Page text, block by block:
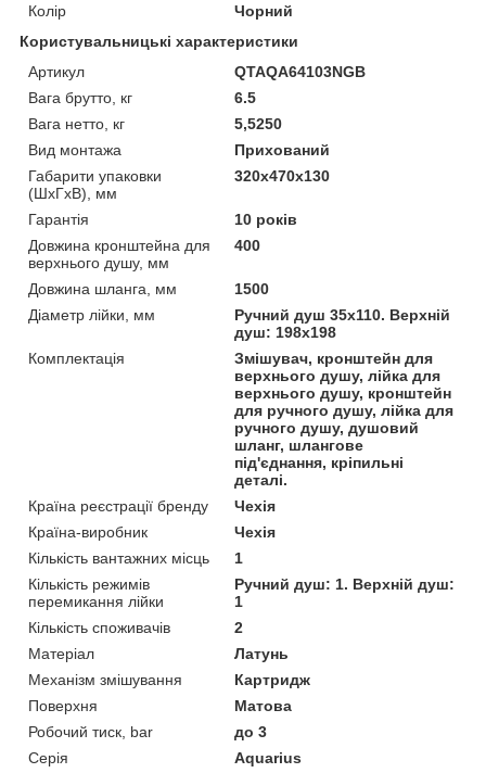
Колір
Чорний
Користувальницькі характеристики
Артикул
QTAQA64103NGB
Вага брутто, кг
6.5
Вага нетто, кг
5,5250
Вид монтажа
Прихований
Габарити упаковки
(ШхГхВ), мм
320х470х130
Гарантія
10 років
Довжина кронштейна для
верхнього душу, мм
400
Довжина шланга, мм
1500
Діаметр лійки, мм
Ручний душ 35х110. Верхній
душ: 198х198
Комплектація
Змішувач, кронштейн для
верхнього душу, лійка для
верхнього душу, кронштейн
для ручного душу, лійка для
ручного душу, душовий
шланг, шлангове
під'єднання, кріпильні
деталі.
Країна реєстрації бренду
Чехія
Країна-виробник
Чехія
Кількість вантажних місць
1
Кількість режимів
перемикання лійки
Ручний душ: 1. Верхній душ:
1
Кількість споживачів
2
Матеріал
Латунь
Механізм змішування
Картридж
Поверхня
Матова
Робочий тиск, bar
до 3
Серія
Aquarius